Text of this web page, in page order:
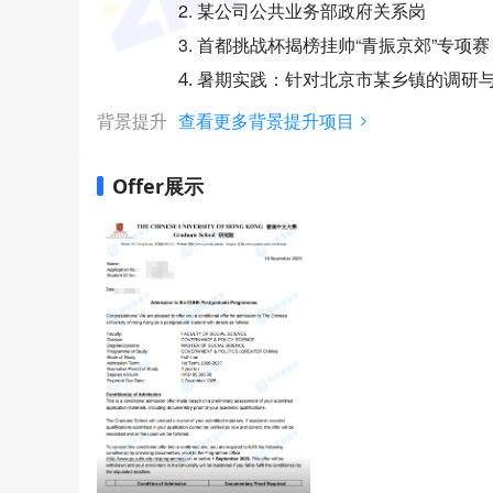
2. 某公司公共业务部政府关系岗
3. 首都挑战杯揭榜挂帅“青振京郊”专项赛
4. 暑期实践：针对北京市某乡镇的调研
背景提升 查看更多背景提升项目
Offer展示